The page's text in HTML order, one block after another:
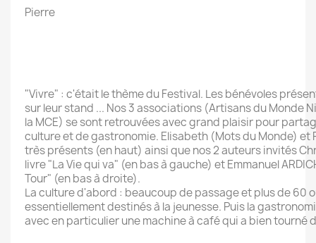
Pierre
"Vivre" : c'était le thème du Festival. Les bénévoles
sur leur stand ... Nos 3 associations (Artisans du Monde
la MCE) se sont retrouvées avec grand plaisir pour
culture et de gastronomie. Elisabeth (Mots du Monde) et
très présents (en haut) ainsi que nos 2 auteurs invités
livre "La Vie qui va" (en bas à gauche) et Emmanuel
Tour" (en bas à droite).
La culture d'abord : beaucoup de passage et plus de 60
essentiellement destinés à la jeunesse. Puis la
avec en particulier une machine à café qui a bien tourné